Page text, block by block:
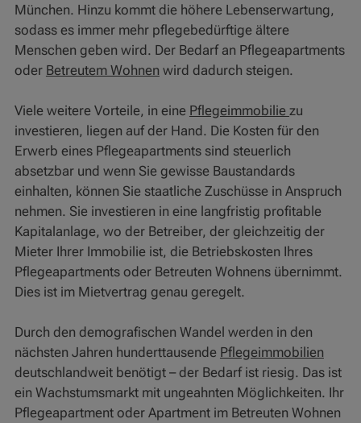
München. Hinzu kommt die höhere Lebenserwartung,
sodass es immer mehr pflegebedürftige ältere
Menschen geben wird. Der Bedarf an Pflegeapartments
oder Betreutem Wohnen wird dadurch steigen.
Viele weitere Vorteile, in eine Pflegeimmobilie zu
investieren, liegen auf der Hand. Die Kosten für den
Erwerb eines Pflegeapartments sind steuerlich
absetzbar und wenn Sie gewisse Baustandards
einhalten, können Sie staatliche Zuschüsse in Anspruch
nehmen. Sie investieren in eine langfristig profitable
Kapitalanlage, wo der Betreiber, der gleichzeitig der
Mieter Ihrer Immobilie ist, die Betriebskosten Ihres
Pflegeapartments oder Betreuten Wohnens übernimmt.
Dies ist im Mietvertrag genau geregelt.
Durch den demografischen Wandel werden in den
nächsten Jahren hunderttausende Pflegeimmobilien
deutschlandweit benötigt – der Bedarf ist riesig. Das ist
ein Wachstumsmarkt mit ungeahnten Möglichkeiten. Ihr
Pflegeapartment oder Apartment im Betreuten Wohnen